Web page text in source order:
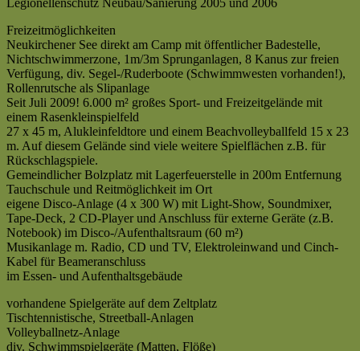
Freizeitmöglichkeiten
Neukirchener See direkt am Camp mit öffentlicher Badestelle,
Nichtschwimmerzone, 1m/3m Sprunganlagen, 8 Kanus zur freien
Verfügung, div. Segel-/Ruderboote (Schwimmwesten vorhanden!),
Rollenrutsche als Slipanlage
Seit Juli 2009! 6.000 m² großes Sport- und Freizeitgelände mit
einem Rasenkleinspielfeld
27 x 45 m, Alukleinfeldtore und einem Beachvolleyballfeld 15 x 23
m. Auf diesem Gelände sind viele weitere Spielflächen z.B. für
Rückschlagspiele.
Gemeindlicher Bolzplatz mit Lagerfeuerstelle in 200m Entfernung
Tauchschule und Reitmöglichkeit im Ort
eigene Disco-Anlage (4 x 300 W) mit Light-Show, Soundmixer,
Tape-Deck, 2 CD-Player und Anschluss für externe Geräte (z.B.
Notebook) im Disco-/Aufenthaltsraum (60 m²)
Musikanlage m. Radio, CD und TV, Elektroleinwand und Cinch-
Kabel für Beameranschluss
im Essen- und Aufenthaltsgebäude
vorhandene Spielgeräte auf dem Zeltplatz
Tischtennistische, Streetball-Anlagen
Volleyballnetz-Anlage
div. Schwimmspielgeräte (Matten, Flöße)